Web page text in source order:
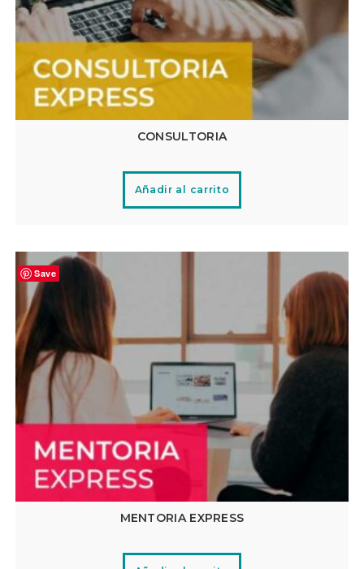
CONSULTORIA
Añadir al carrito
Save
MENTORIA EXPRESS